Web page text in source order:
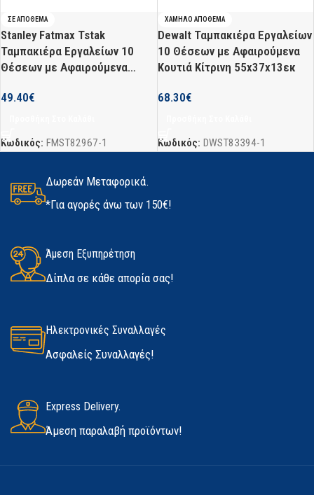
ΣΕ ΑΠΌΘΕΜΑ
Stanley Fatmax Tstak
Ταμπακιέρα Εργαλείων 10
Θέσεων με Αφαιρούμενα
44×33.3×11.9εκ.
49.40€
Κωδικός: FMST82967-1
ΧΑΜΗΛΌ ΑΠΌΘΕΜΑ
Dewalt Ταμπακιέρα Εργαλείων
10 Θέσεων με Αφαιρούμενα
Κουτιά Κίτρινη 55x37x13εκ
68.30€
Κωδικός: DWST83394-1
Δωρεάν Μεταφορικά.
*Για αγορές άνω των 150€!
Άμεση Εξυπηρέτηση
Δίπλα σε κάθε απορία σας!
Ηλεκτρονικές Συναλλαγές
Ασφαλείς Συναλλαγές!
Express Delivery.
Άμεση παραλαβή προϊόντων!